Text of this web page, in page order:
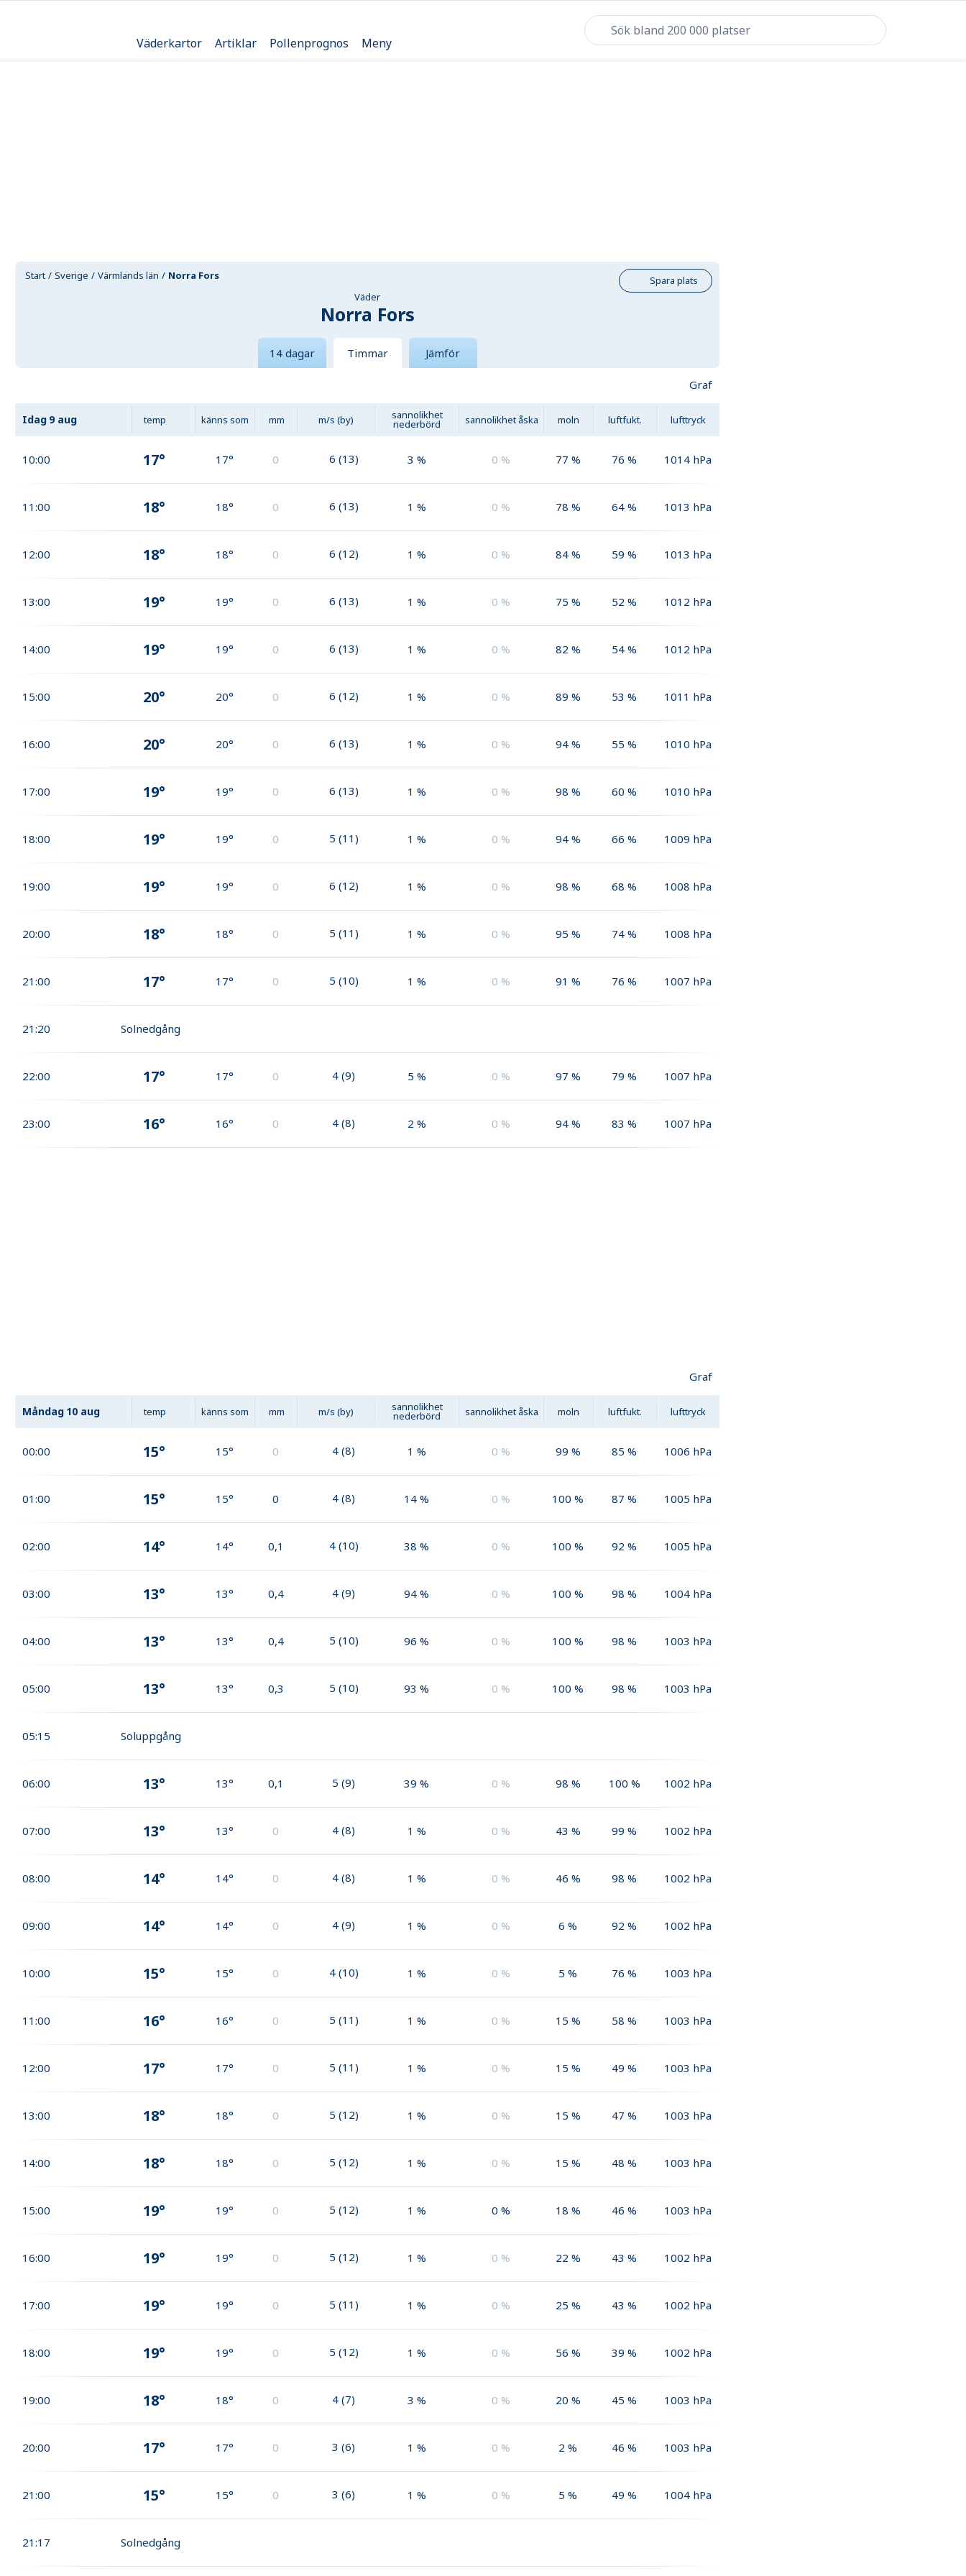
Väderkartor Artiklar Pollenprognos Meny
Start Sverige Värmlands län Norra Fors
Spara plats
Väder
Norra Fors
14 dagar Timmar Jämför
Graf
Idag 9 aug temp känns som mm m/s (by) sannolikhet
nederbörd sannolikhet åska moln luftfukt. lufttryck
10:00 17° 17° 0 6 (13) 3 % 0 % 77 % 76 % 1014 hPa
11:00 18° 18° 0 6 (13) 1 % 0 % 78 % 64 % 1013 hPa
12:00 18° 18° 0 6 (12) 1 % 0 % 84 % 59 % 1013 hPa
13:00 19° 19° 0 6 (13) 1 % 0 % 75 % 52 % 1012 hPa
14:00 19° 19° 0 6 (13) 1 % 0 % 82 % 54 % 1012 hPa
15:00 20° 20° 0 6 (12) 1 % 0 % 89 % 53 % 1011 hPa
16:00 20° 20° 0 6 (13) 1 % 0 % 94 % 55 % 1010 hPa
17:00 19° 19° 0 6 (13) 1 % 0 % 98 % 60 % 1010 hPa
18:00 19° 19° 0 5 (11) 1 % 0 % 94 % 66 % 1009 hPa
19:00 19° 19° 0 6 (12) 1 % 0 % 98 % 68 % 1008 hPa
20:00 18° 18° 0 5 (11) 1 % 0 % 95 % 74 % 1008 hPa
21:00 17° 17° 0 5 (10) 1 % 0 % 91 % 76 % 1007 hPa
21:20 Solnedgång
22:00 17° 17° 0 4 (9) 5 % 0 % 97 % 79 % 1007 hPa
23:00 16° 16° 0 4 (8) 2 % 0 % 94 % 83 % 1007 hPa
Graf
Måndag 10 aug temp känns som mm m/s (by) sannolikhet
nederbörd sannolikhet åska moln luftfukt. lufttryck
00:00 15° 15° 0 4 (8) 1 % 0 % 99 % 85 % 1006 hPa
01:00 15° 15° 0 4 (8) 14 % 0 % 100 % 87 % 1005 hPa
02:00 14° 14° 0,1 4 (10) 38 % 0 % 100 % 92 % 1005 hPa
03:00 13° 13° 0,4 4 (9) 94 % 0 % 100 % 98 % 1004 hPa
04:00 13° 13° 0,4 5 (10) 96 % 0 % 100 % 98 % 1003 hPa
05:00 13° 13° 0,3 5 (10) 93 % 0 % 100 % 98 % 1003 hPa
05:15 Soluppgång
06:00 13° 13° 0,1 5 (9) 39 % 0 % 98 % 100 % 1002 hPa
07:00 13° 13° 0 4 (8) 1 % 0 % 43 % 99 % 1002 hPa
08:00 14° 14° 0 4 (8) 1 % 0 % 46 % 98 % 1002 hPa
09:00 14° 14° 0 4 (9) 1 % 0 % 6 % 92 % 1002 hPa
10:00 15° 15° 0 4 (10) 1 % 0 % 5 % 76 % 1003 hPa
11:00 16° 16° 0 5 (11) 1 % 0 % 15 % 58 % 1003 hPa
12:00 17° 17° 0 5 (11) 1 % 0 % 15 % 49 % 1003 hPa
13:00 18° 18° 0 5 (12) 1 % 0 % 15 % 47 % 1003 hPa
14:00 18° 18° 0 5 (12) 1 % 0 % 15 % 48 % 1003 hPa
15:00 19° 19° 0 5 (12) 1 % 0 % 18 % 46 % 1003 hPa
16:00 19° 19° 0 5 (12) 1 % 0 % 22 % 43 % 1002 hPa
17:00 19° 19° 0 5 (11) 1 % 0 % 25 % 43 % 1002 hPa
18:00 19° 19° 0 5 (12) 1 % 0 % 56 % 39 % 1002 hPa
19:00 18° 18° 0 4 (7) 3 % 0 % 20 % 45 % 1003 hPa
20:00 17° 17° 0 3 (6) 1 % 0 % 2 % 46 % 1003 hPa
21:00 15° 15° 0 3 (6) 1 % 0 % 5 % 49 % 1004 hPa
21:17 Solnedgång